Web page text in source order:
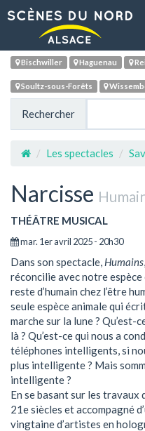
Bischwiller Haguenau
Soultz-sous-Forêts
Rechercher
Les spectacles
Narcisse
THÉÂTRE MUSICAL
mar. 1er avril 2025 - 20h30
Dans son spectacle, Humains
réconcilie avec notre
reste d’humain chez l’être
seule espèce animale qui
marche sur la lune ? Qu’est-
là ? Qu’est-ce qui nous a
téléphones intelligents, si
plus intelligente ? Mais
intelligente ?
En se basant sur les
21e siècles et accompagné
vingtaine d’artistes en